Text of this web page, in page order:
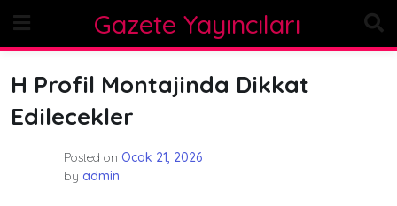
content
Gazete Yayıncıları
H Profil Montajinda Dikkat
Edilecekler
Posted on Ocak 21, 2026
by admin